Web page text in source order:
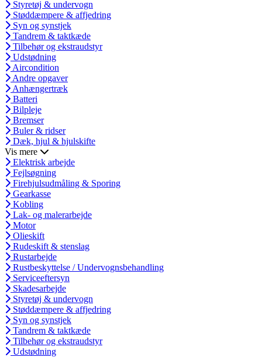
Styretøj & undervogn
Støddæmpere & affjedring
Syn og synstjek
Tandrem & taktkæde
Tilbehør og ekstraudstyr
Udstødning
Aircondition
Andre opgaver
Anhængertræk
Batteri
Bilpleje
Bremser
Buler & ridser
Dæk, hjul & hjulskifte
Vis mere
Elektrisk arbejde
Fejlsøgning
Firehjulsudmåling & Sporing
Gearkasse
Kobling
Lak- og malerarbejde
Motor
Olieskift
Rudeskift & stenslag
Rustarbejde
Rustbeskyttelse / Undervognsbehandling
Serviceeftersyn
Skadesarbejde
Styretøj & undervogn
Støddæmpere & affjedring
Syn og synstjek
Tandrem & taktkæde
Tilbehør og ekstraudstyr
Udstødning